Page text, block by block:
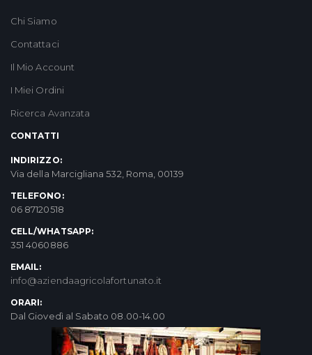
Chi Siamo
Contattaci
Il Mio Account
I Miei Ordini
Ricerca Avanzata
CONTATTI
INDIRIZZO:
Via della Marcigliana 532, Roma, 00139
TELEFONO:
06 87120518
CELL/WHATSAPP:
351 4060886
EMAIL:
info@aziendaagricolafortunato.it
ORARI:
Dal Giovedì al Sabato 08.00-14.00